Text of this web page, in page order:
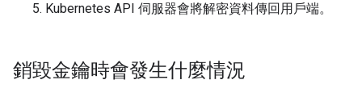
Kubernetes API 伺服器會將解密資料傳回用戶端。
銷毀金鑰時會發生什麼情況